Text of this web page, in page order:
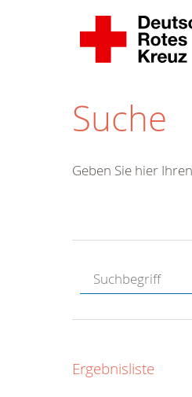
Suche
Geben Sie hier
Ergebnisliste